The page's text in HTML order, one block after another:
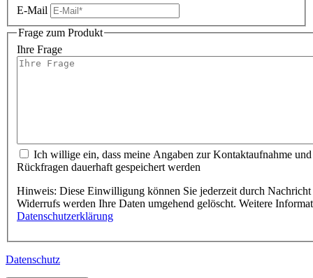
E-Mail
Frage zum Produkt
Ihre Frage
Ich willige ein, dass meine Angaben zur Kontaktaufnahme
Rückfragen dauerhaft gespeichert werden
Hinweis: Diese Einwilligung können Sie jederzeit durch
Widerrufs werden Ihre Daten umgehend gelöscht. Weitere
Datenschutzerklärung
Datenschutz